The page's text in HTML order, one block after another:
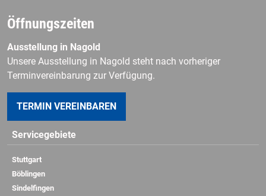
Öffnungszeiten
Ausstellung in Nagold
Unsere Ausstellung in Nagold steht nach vorheriger
Terminvereinbarung zur Verfügung.
TERMIN VEREINBAREN
Servicegebiete
Stuttgart
Böblingen
Sindelfingen